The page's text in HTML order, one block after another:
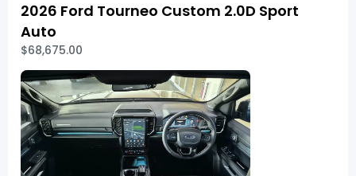
2026 Ford Tourneo Custom 2.0D Sport
Auto
$68,675.00